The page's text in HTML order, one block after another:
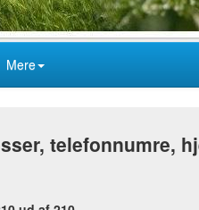
Mere
telefonnumre,